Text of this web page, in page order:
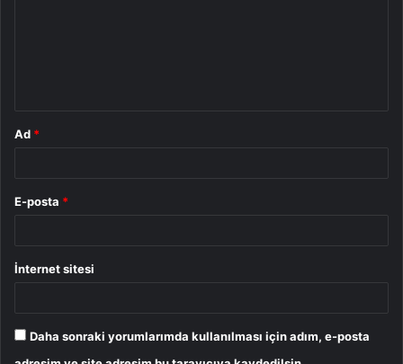
Ad *
E-posta *
İnternet sitesi
Daha sonraki yorumlarımda kullanılması için adım, e-posta